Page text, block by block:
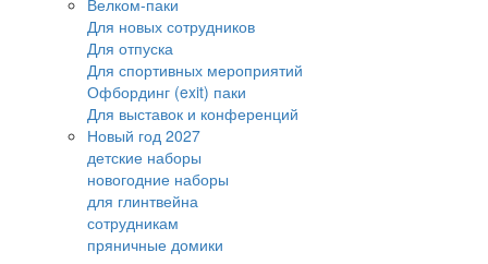
Велком-паки
Для новых сотрудников
Для отпуска
Для спортивных мероприятий
Офбординг (exit) паки
Для выставок и конференций
Новый год 2027
детские наборы
новогодние наборы
для глинтвейна
сотрудникам
пряничные домики